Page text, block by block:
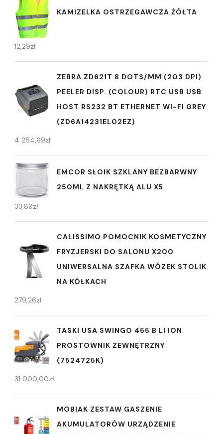
KAMIZELKA OSTRZEGAWCZA ŻÓŁTA
12,29zł
ZEBRA ZD621T 8 DOTS/MM (203 DPI)
PEELER DISP. (COLOUR) RTC USB USB
HOST RS232 BT ETHERNET WI-FI GREY
(ZD6A14231EL02EZ)
4 254,69zł
EMCOR SŁOIK SZKLANY BEZBARWNY
250ML Z NAKRĘTKĄ ALU X5
33,89zł
CALISSIMO POMOCNIK KOSMETYCZNY
FRYZJERSKI DO SALONU X200
UNIWERSALNA SZAFKA WÓZEK STOLIK
NA KÓŁKACH
279,26zł
TASKI USA SWINGO 455 B LI ION
PROSTOWNIK ZEWNĘTRZNY
(7524725K)
31 000,00zł
MOBIAK ZESTAW GASZENIE
AKUMULATORÓW URZĄDZENIE